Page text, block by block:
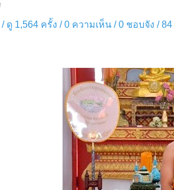
ดู 1,564 ครั้ง / 0 ความเห็น /0 ชอบจัง /84